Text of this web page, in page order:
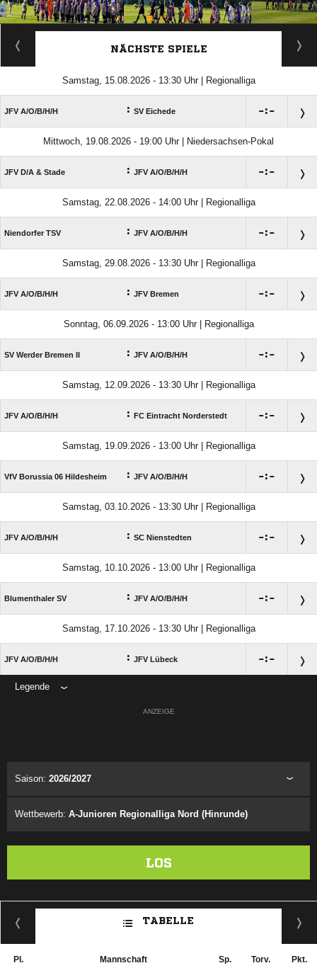
ANZEIGE
NÄCHSTE SPIELE
Samstag, 15.08.2026 - 13:30 Uhr | Regionalliga
JFV A/​O/​B/​H/​H : SV Eichede :
Mittwoch, 19.08.2026 - 19:00 Uhr | Niedersachsen-Pokal
JFV D/​A & Stade : JFV A/​O/​B/​H/​H :
Samstag, 22.08.2026 - 14:00 Uhr | Regionalliga
Niendorfer TSV : JFV A/​O/​B/​H/​H :
Samstag, 29.08.2026 - 13:30 Uhr | Regionalliga
JFV A/​O/​B/​H/​H : JFV Bremen :
Sonntag, 06.09.2026 - 13:00 Uhr | Regionalliga
SV Werder Bremen II : JFV A/​O/​B/​H/​H :
Samstag, 12.09.2026 - 13:30 Uhr | Regionalliga
JFV A/​O/​B/​H/​H : FC Eintracht Norderstedt :
Samstag, 19.09.2026 - 13:00 Uhr | Regionalliga
VfV Borussia 06 Hildesheim : JFV A/​O/​B/​H/​H :
Samstag, 03.10.2026 - 13:30 Uhr | Regionalliga
JFV A/​O/​B/​H/​H : SC Nienstedten :
Samstag, 10.10.2026 - 13:00 Uhr | Regionalliga
Blumenthaler SV : JFV A/​O/​B/​H/​H :
Samstag, 17.10.2026 - 13:30 Uhr | Regionalliga
JFV A/​O/​B/​H/​H : JFV Lübeck :
Legende
ANZEIGE
Saison: 2026/2027
Wettbewerb: A-Junioren Regionalliga Nord (Hinrunde)
LOS
TABELLE
Pl. Mannschaft Sp. Torv. Pkt.